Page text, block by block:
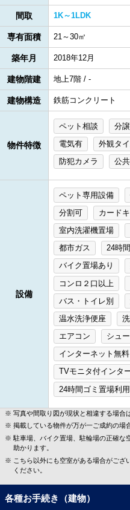
間取 1K～1LDK
専有面積 21～30㎡
築年月 2018年12月
建物階建 地上7階 / -
建物構造 鉄筋コンクリート
物件特徴
ペット相談 分
電気有
外観タ
防犯カメラ
公
設備
ペット専用設備
分割可
カード
室内洗濯機置場
都市ガス
24時
バイク置場あり
コンロ２口以上
バス・トイレ別
温水洗浄便座
エアコン
シュ
インターネット無料
TVモニタ付インタ
24時間ゴミ置場利
写真や間取り図が現状と相違する場合
掲載している物件が万が一ご成約の場
駐車場、バイク置場、駐輪場の正確な
助かります。
こちら以外にも空室がある場合がご
ください。
各種お手続き（建物）